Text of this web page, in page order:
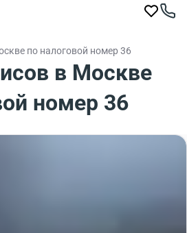
по налоговой номер 36
в Москве
номер 36